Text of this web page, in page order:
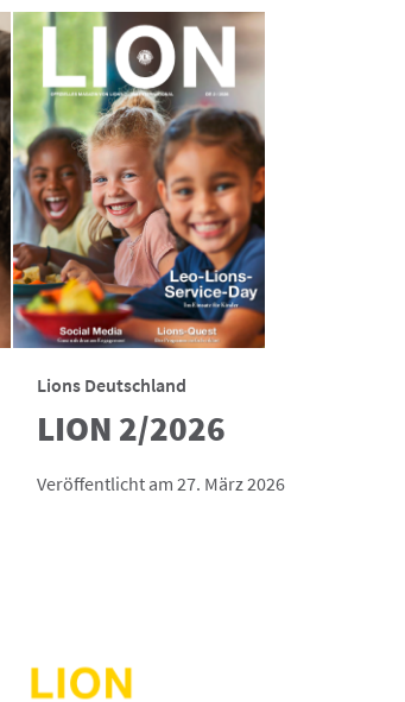
Lions Deutschland
LION 2/2026
Veröffentlicht am 27. März 2026